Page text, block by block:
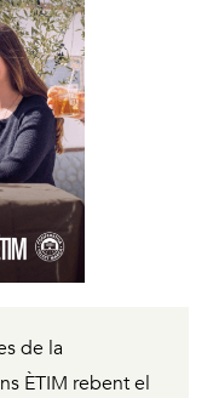
de la
ÈTIM rebentel